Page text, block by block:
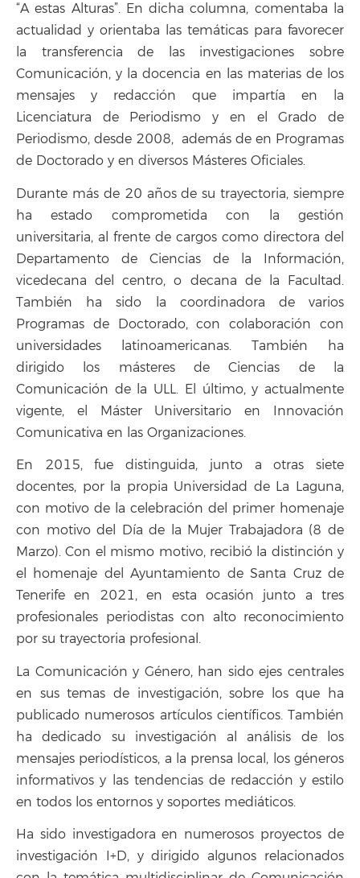
“A estas Alturas”. En dicha columna, comentaba la
actualidad y orientaba las temáticas para favorecer
la transferencia de las investigaciones sobre
Comunicación, y la docencia en las materias de los
mensajes y redacción que impartía en la
Licenciatura de Periodismo y en el Grado de
Periodismo, desde 2008, además de en Programas
de Doctorado y en diversos Másteres Oficiales.
Durante más de 20 años de su trayectoria, siempre
ha estado comprometida con la gestión
universitaria, al frente de cargos como directora del
Departamento de Ciencias de la Información,
vicedecana del centro, o decana de la Facultad.
También ha sido la coordinadora de varios
Programas de Doctorado, con colaboración con
universidades latinoamericanas. También ha
dirigido los másteres de Ciencias de la
Comunicación de la ULL. El último, y actualmente
vigente, el Máster Universitario en Innovación
Comunicativa en las Organizaciones.
En 2015, fue distinguida, junto a otras siete
docentes, por la propia Universidad de La Laguna,
con motivo de la celebración del primer homenaje
con motivo del Día de la Mujer Trabajadora (8 de
Marzo). Con el mismo motivo, recibió la distinción y
el homenaje del Ayuntamiento de Santa Cruz de
Tenerife en 2021, en esta ocasión junto a tres
profesionales periodistas con alto reconocimiento
por su trayectoria profesional.
La Comunicación y Género, han sido ejes centrales
en sus temas de investigación, sobre los que ha
publicado numerosos artículos científicos. También
ha dedicado su investigación al análisis de los
mensajes periodísticos, a la prensa local, los géneros
informativos y las tendencias de redacción y estilo
en todos los entornos y soportes mediáticos.
Ha sido investigadora en numerosos proyectos de
investigación I+D, y dirigido algunos relacionados